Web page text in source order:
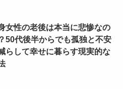
女性の老後は本当に悲惨なの
50代後半からでも孤独と不安
らして幸せに暮らす現実的な